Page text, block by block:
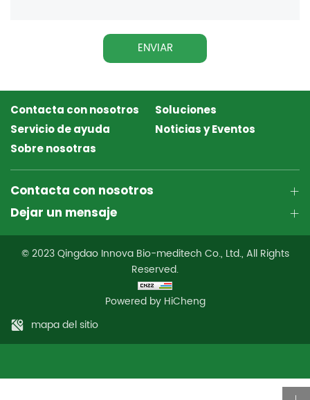
ENVIAR
Contacta con nosotros
Soluciones
Servicio de ayuda
Noticias y Eventos
Sobre nosotras
Contacta con nosotros
Dejar un mensaje
© 2023 Qingdao Innova Bio-meditech Co., Ltd., All Rights
Reserved.
Powered by HiCheng
mapa del sitio